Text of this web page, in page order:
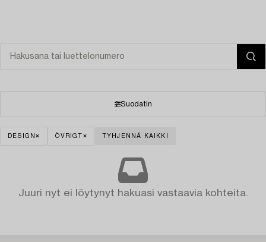
Suodatin
DESIGN ÖVRIGT TYHJENNÄ KAIKKI
Juuri nyt ei löytynyt hakuasi vastaavia kohteita.